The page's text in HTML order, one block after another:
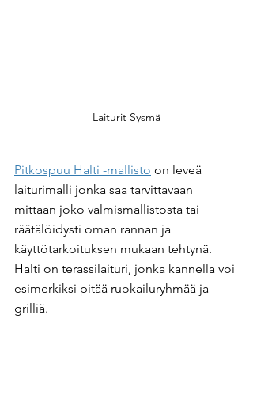
Laiturit Sysmä
Pitkospuu Halti -mallisto on leveä
laiturimalli jonka saa tarvittavaan
mittaan joko valmismallistosta tai
räätälöidysti oman rannan ja
käyttötarkoituksen mukaan tehtynä.
Halti on terassilaituri, jonka kannella voi
esimerkiksi pitää ruokailuryhmää ja
grilliä.